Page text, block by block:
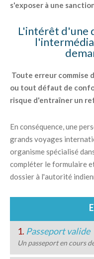
s'exposer à une
L'intérêt d'une
Toute erreur commise
ou tout défaut de
risque d'entraîner un
En conséquence, une
grands voyages
organisme spécialisé
compléter le formulaire
dossier à l'autorité
1. Passeport valide
Un passeport en cours